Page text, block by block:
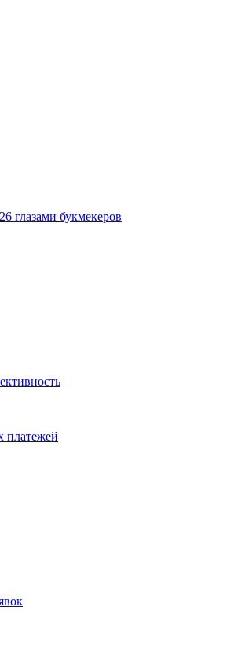
глазами букмекеров
платежей